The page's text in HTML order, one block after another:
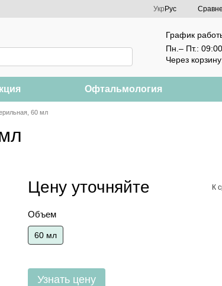
Укр Рус
График
Пн.– Пт.:
Через
Офтальмология
60 мл
Цену уточняйте К
Объем
60 мл
Узнать цену